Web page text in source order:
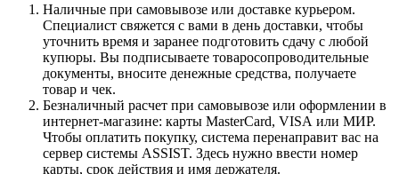
Наличные при самовывозе или доставке курьером.
Специалист свяжется с вами в день доставки, чтобы
уточнить время и заранее подготовить сдачу с любой
купюры. Вы подписываете товаросопроводительные
документы, вносите денежные средства, получаете
товар и чек.
Безналичный расчет при самовывозе или оформлении в
интернет-магазине: карты MasterCard, VISA или МИР.
Чтобы оплатить покупку, система перенаправит вас на
сервер системы ASSIST. Здесь нужно ввести номер
карты, срок действия и имя держателя.